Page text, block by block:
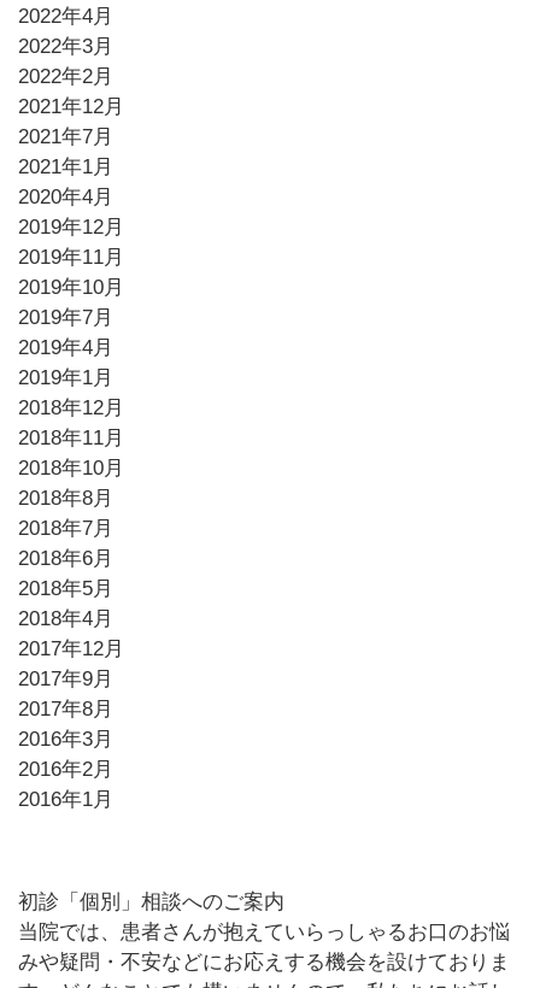
2022年4月
2022年3月
2022年2月
2021年12月
2021年7月
2021年1月
2020年4月
2019年12月
2019年11月
2019年10月
2019年7月
2019年4月
2019年1月
2018年12月
2018年11月
2018年10月
2018年8月
2018年7月
2018年6月
2018年5月
2018年4月
2017年12月
2017年9月
2017年8月
2016年3月
2016年2月
2016年1月
初診「個別」相談へのご案内
当院では、患者さんが抱えていらっしゃるお口のお悩
みや疑問・不安などにお応えする機会を設けておりま